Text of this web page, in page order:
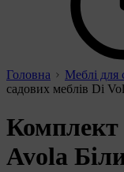
Головна
Меблі для
садових меблів Di
Комплект
Avola